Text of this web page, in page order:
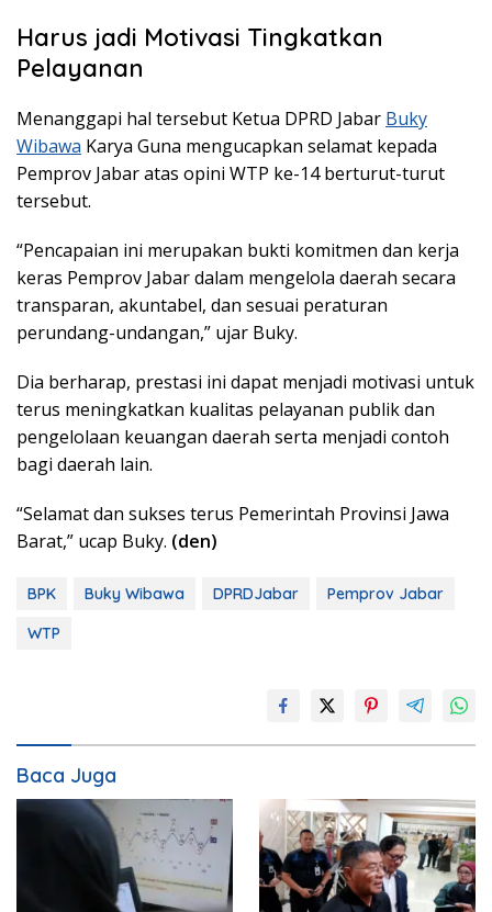
Harus jadi Motivasi Tingkatkan
Pelayanan
Menanggapi hal tersebut Ketua DPRD Jabar Buky
Wibawa Karya Guna mengucapkan selamat kepada
Pemprov Jabar atas opini WTP ke-14 berturut-turut
tersebut.
“Pencapaian ini merupakan bukti komitmen dan kerja
keras Pemprov Jabar dalam mengelola daerah secara
transparan, akuntabel, dan sesuai peraturan
perundang-undangan,” ujar Buky.
Dia berharap, prestasi ini dapat menjadi motivasi untuk
terus meningkatkan kualitas pelayanan publik dan
pengelolaan keuangan daerah serta menjadi contoh
bagi daerah lain.
“Selamat dan sukses terus Pemerintah Provinsi Jawa
Barat,” ucap Buky. (den)
BPK Buky Wibawa DPRDJabar
Pemprov Jabar
WTP
Baca Juga